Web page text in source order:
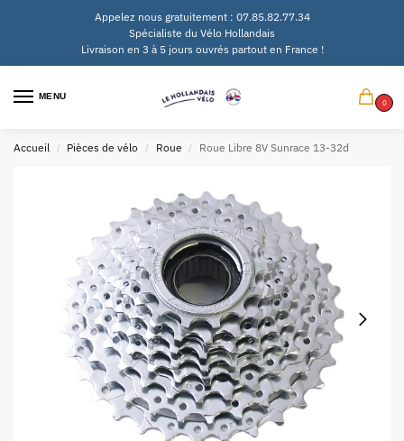
Appelez nous gratuitement : 07.85.82.77.34
Spécialiste du Vélo Hollandais
Livraison en 3 à 5 jours ouvrés partout en France !
MENU
0
Accueil / Pièces de vélo / Roue / Roue Libre 8V Sunrace 13-32d